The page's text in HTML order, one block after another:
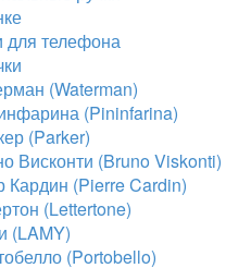
для телефона
(Waterman)
(Pininfarina)
(Parker)
Висконти (Bruno Viskonti)
Кардин (Pierre Cardin)
(Lettertone)
(LAMY)
(Portobello)